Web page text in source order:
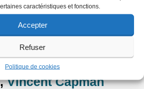
caractéristiques et fonctions.
Accepter
Refuser
Politique de cookies
Revue de presse
Mots-clés
,L'Obs,Paris Match,
,Vincent Capman